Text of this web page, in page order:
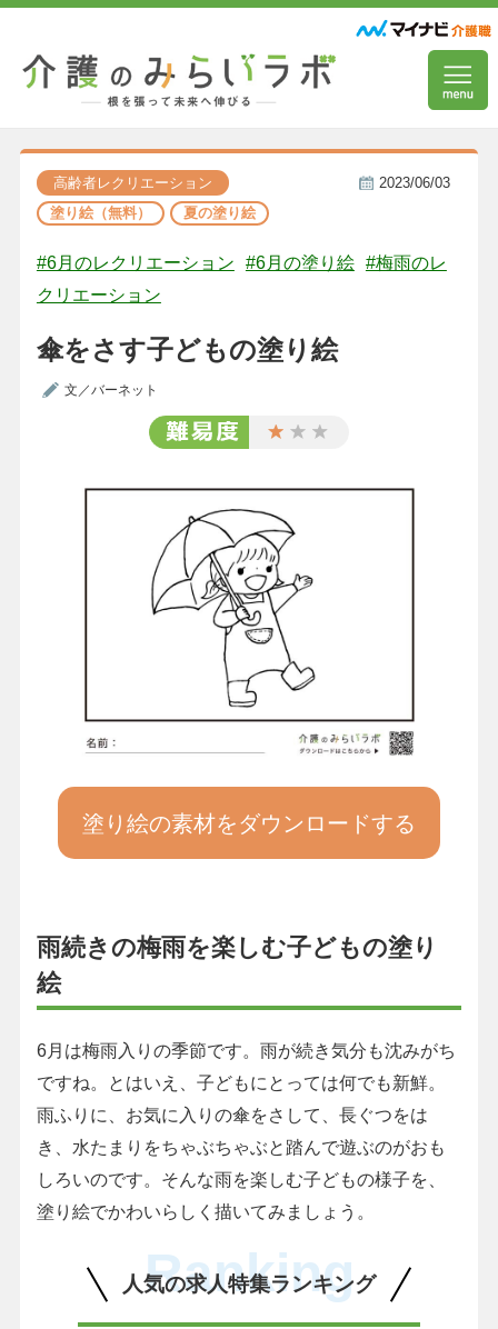
高齢者レクリエーション
塗り絵（無料）
夏の塗り絵
2023/06/03
#6月のレクリエーション #6月の塗り絵 #梅雨のレ
クリエーション
傘をさす子どもの塗り絵
文／バーネット
塗り絵の素材をダウンロードする
雨続きの梅雨を楽しむ子どもの塗り
絵
6月は梅雨入りの季節です。雨が続き気分も沈みがち
ですね。とはいえ、子どもにとっては何でも新鮮。
雨ふりに、お気に入りの傘をさして、長ぐつをは
き、水たまりをちゃぶちゃぶと踏んで遊ぶのがおも
しろいのです。そんな雨を楽しむ子どもの様子を、
塗り絵でかわいらしく描いてみましょう。
人気の求人特集ランキング
Ranking